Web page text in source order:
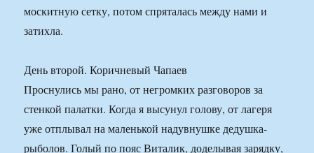
москитную сетку, потом спряталась между нами и
затихла.
День второй. Коричневый Чапаев
Проснулись мы рано, от негромких разговоров за
стенкой палатки. Когда я высунул голову, от лагеря
уже отплывал на маленькой надувнушке дедушка-
рыболов. Голый по пояс Виталик, доделывая зарядку,